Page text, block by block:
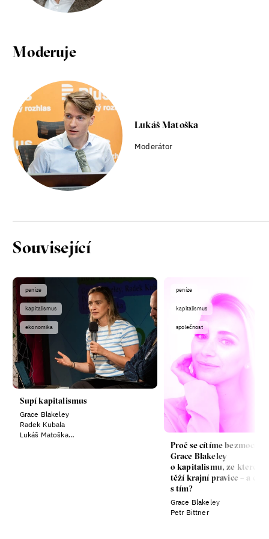
Moderuje
Lukáš Matoška
Moderátor
Související
peníze
kapitalismus
ekonomika
Supí kapitalismus
Grace Blakeley
Radek Kubala
Lukáš Matoška
peníze
kapitalismus
společnost
Proč se cítíme bezmocní?
Grace Blakeley
o kapitalismu, ze kterého
těží krajní pravice – a co
s tím?
Grace Blakeley
Petr Bittner